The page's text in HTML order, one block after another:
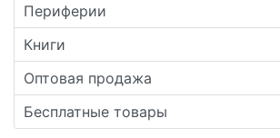
Периферии
Книги
Оптовая продажа
Бесплатные товары